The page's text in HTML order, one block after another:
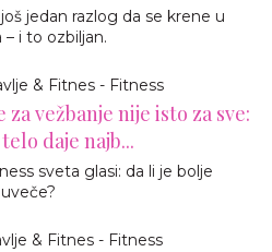
jedan razlog da se krene u
i to ozbiljan.
& Fitnes - Fitness
vežbanje nije isto za sve:
daje najb...
sveta glasi: da li je bolje
& Fitnes - Fitness